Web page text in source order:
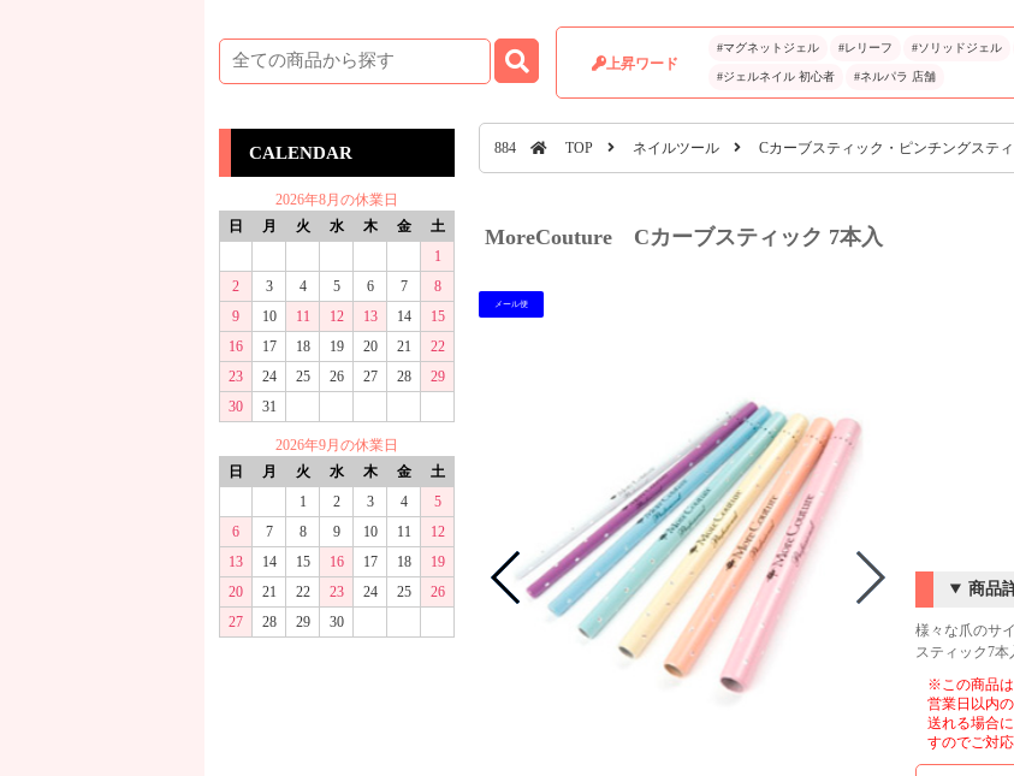
上昇ワード
#マグネットジェル #レリーフ #ソリッドジェル
#ジェルネイル 初心者 #ネルパラ 店舗
CALENDAR
2026年8月の休業日
日
月 火 水 木 金
土
1
2
3 4 5 6 7
8
9
10 11 12 13 14
15
16
17 18 19 20 21
22
23
24 25 26 27 28
29
30
31
2026年9月の休業日
日
月 火 水 木 金
土
1
2 3 4
5
6
7 8 9 10 11
12
13
14 15 16 17 18
19
20
21 22 23 24 25
26
27
28 29 30
884 TOP ネイルツール Cカーブスティック・ピンチングステ
MoreCouture Cカーブスティック 7本入
メール便
商品
様々な爪のサ
スティック7本
※この商品は
営業日以内
送れる場合
すのでご対